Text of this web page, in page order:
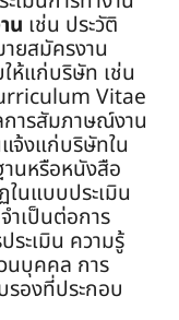
น เช่น ประวัติ
ยสมัครงาน
ห้แก่บริษัท เช่น
Vitae
ารสัมภาษณ์งาน
จ้งแก่บริษัทใน
นหรือหนังสือ
นแบบประเมิน
เป็นต่อการ
ระเมิน ความรู้
บุคคล การ
รองที่ประกอบ